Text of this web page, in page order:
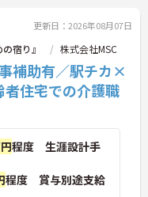
更新日：2026年08月07日
宿り』 株式会社MSC
補助有／駅チカ×
住宅での介護職
程度 生涯設計手
程度 賞与別途支給